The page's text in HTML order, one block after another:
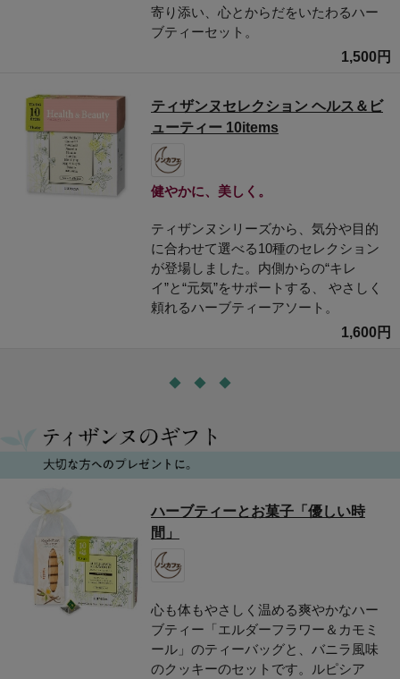
寄り添い、心とからだをいたわるハー
ブティーセット。
1,500円
ティザンヌセレクション ヘルス＆ビ
ューティー 10items
健やかに、美しく。
ティザンヌシリーズから、気分や目的
に合わせて選べる10種のセレクション
が登場しました。内側からの“キレ
イ”と“元気”をサポートする、 やさしく
頼れるハーブティーアソート。
1,600円
◆ ◆ ◆
ハーブティーとお菓子「優しい時
間」
心も体もやさしく温める爽やかなハー
ブティー「エルダーフラワー＆カモミ
ール」のティーバッグと、バニラ風味
のクッキーのセットです。ルピシア